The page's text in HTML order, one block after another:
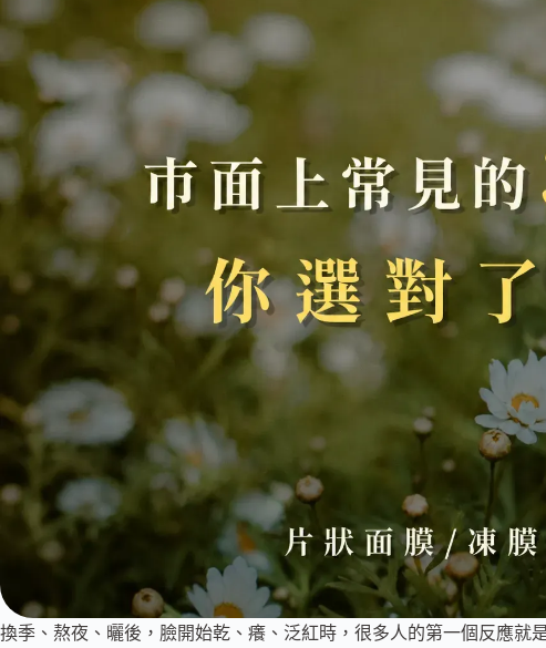
換季、熬夜、曬後，臉開始乾、癢、泛紅時，很多人的第一個反應就是